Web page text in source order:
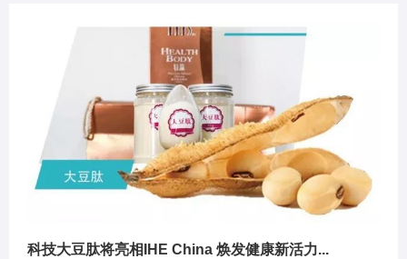
科技大豆肽将亮相IHE China 焕发健康新活力...